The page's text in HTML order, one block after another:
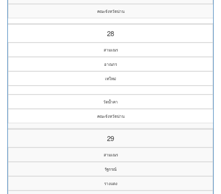
คณะจังหวัดน่าน
28
สามเณร
อาณกร
เทใหม่
วัดน้ำคา
คณะจังหวัดน่าน
29
สามเณร
รัฐกรณ์
รางแดง